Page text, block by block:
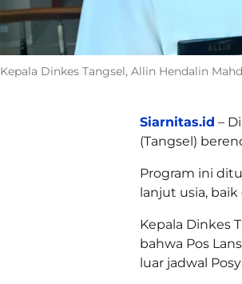
Kepala Dinkes Tangsel, Allin Hendalin
Siarnitas.id –
(Tangsel)
Program ini
lanjut usia,
Kepala Dinkes
bahwa Pos
luar jadwal